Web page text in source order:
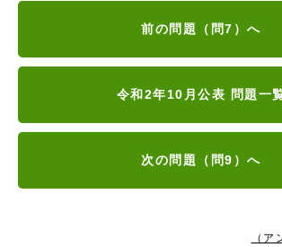
前の問題（問7）へ
令和2年10月公表 問題一
次の問題（問9）へ
（ア